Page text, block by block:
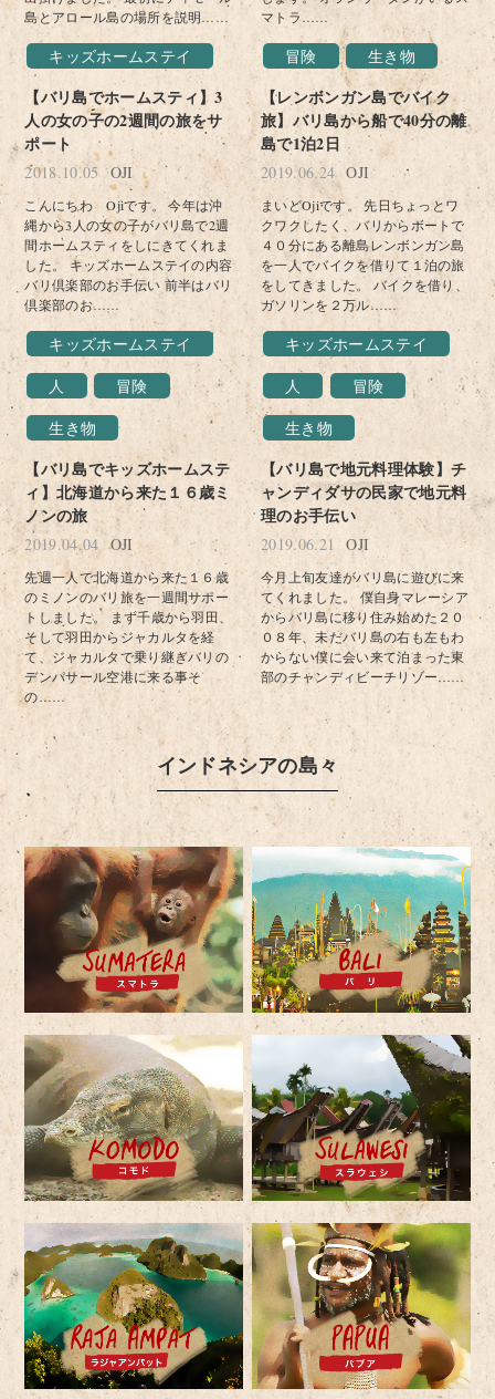
島とアロール島の場所を説明……
マトラ……
キッズホームステイ
【バリ島でホームスティ】3
人の女の子の2週間の旅をサ
ポート
2018.10.05 OJI
こんにちわ Ojiです。 今年は沖
縄から3人の女の子がバリ島で2週
間ホームスティをしにきてくれま
した。 キッズホームステイの内容
バリ倶楽部のお手伝い 前半はバリ
倶楽部のお……
冒険 生き物
【レンボンガン島でバイク
旅】バリ島から船で40分の離
島で1泊2日
2019.06.24 OJI
まいどOjiです。 先日ちょっとワ
クワクしたく、バリからボートで
４０分にある離島レンボンガン島
を一人でバイクを借りて１泊の旅
をしてきました。 バイクを借り、
ガソリンを２万ル……
キッズホームステイ
人
冒険
生き物
【バリ島でキッズホームステ
ィ】北海道から来た１６歳ミ
ノンの旅
2019.04.04 OJI
先週一人で北海道から来た１６歳
のミノンのバリ旅を一週間サポー
トしました。 まず千歳から羽田、
そして羽田からジャカルタを経
て、ジャカルタで乗り継ぎバリの
デンパサール空港に来る事そ
の……
キッズホームステイ
人
冒険
生き物
【バリ島で地元料理体験】チ
ャンディダサの民家で地元料
理のお手伝い
2019.06.21 OJI
今月上旬友達がバリ島に遊びに来
てくれました。 僕自身マレーシア
からバリ島に移り住み始めた２０
０８年、未だバリ島の右も左もわ
からない僕に会い来て泊まった東
部のチャンディビーチリゾー……
インドネシアの島々